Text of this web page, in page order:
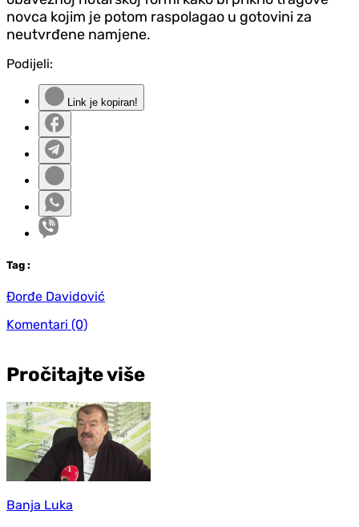
novca kojim je potom raspolagao u gotovini za
neutvrđene namjene.
Podijeli:
Link je kopiran!
Tag :
Đorđe Davidović
Komentari (0)
Pročitajte više
Banja Luka